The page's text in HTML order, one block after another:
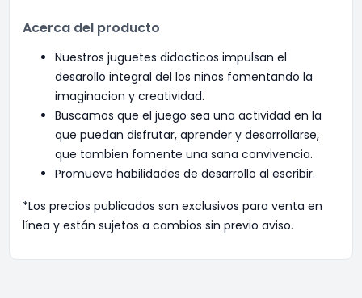
Acerca del producto
Nuestros juguetes didacticos impulsan el
desarollo integral del los niños fomentando la
imaginacion y creatividad.
Buscamos que el juego sea una actividad en la
que puedan disfrutar, aprender y desarrollarse,
que tambien fomente una sana convivencia.
Promueve habilidades de desarrollo al escribir.
*Los precios publicados son exclusivos para venta en
línea y están sujetos a cambios sin previo aviso.